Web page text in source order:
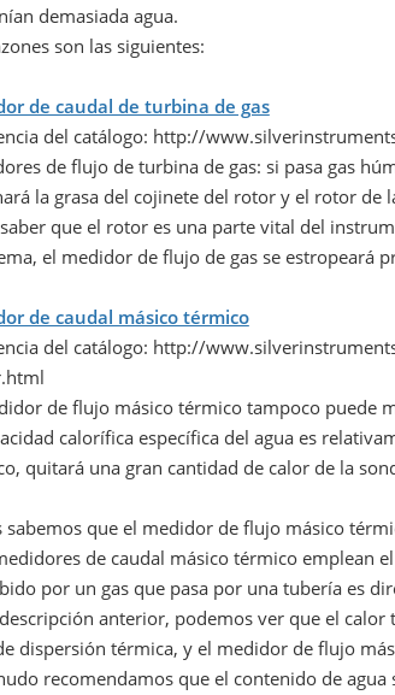
demasiada agua.
son las siguientes:
de caudal de turbina de gas
del catálogo: http://
de flujo de turbina de gas: si pasa gas
la grasa del cojinete del rotor y el rotor de
que el rotor es una parte vital del
el medidor de flujo de gas se estropeará
de caudal másico térmico
del catálogo: http://
de flujo másico térmico tampoco puede
calorífica específica del agua es
quitará una gran cantidad de calor de la
sabemos que el medidor de flujo másico
de caudal másico térmico emplean
por un gas que pasa por una tubería es
anterior, podemos ver que el
dispersión térmica, y el medidor de flujo
recomendamos que el contenido de